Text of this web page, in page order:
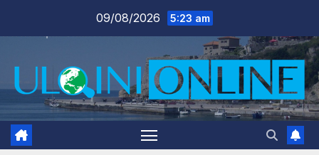
09/08/2026 5:23 am